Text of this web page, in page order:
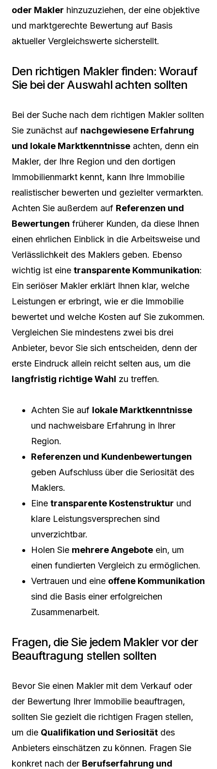
oder Makler hinzuzuziehen, der eine objektive
und marktgerechte Bewertung auf Basis
aktueller Vergleichswerte sicherstellt.
Den richtigen Makler finden: Worauf
Sie bei der Auswahl achten sollten
Bei der Suche nach dem richtigen Makler sollten
Sie zunächst auf nachgewiesene Erfahrung
und lokale Marktkenntnisse achten, denn ein
Makler, der Ihre Region und den dortigen
Immobilienmarkt kennt, kann Ihre Immobilie
realistischer bewerten und gezielter vermarkten.
Achten Sie außerdem auf Referenzen und
Bewertungen früherer Kunden, da diese Ihnen
einen ehrlichen Einblick in die Arbeitsweise und
Verlässlichkeit des Maklers geben. Ebenso
wichtig ist eine transparente Kommunikation:
Ein seriöser Makler erklärt Ihnen klar, welche
Leistungen er erbringt, wie er die Immobilie
bewertet und welche Kosten auf Sie zukommen.
Vergleichen Sie mindestens zwei bis drei
Anbieter, bevor Sie sich entscheiden, denn der
erste Eindruck allein reicht selten aus, um die
langfristig richtige Wahl zu treffen.
Achten Sie auf lokale Marktkenntnisse
und nachweisbare Erfahrung in Ihrer
Region.
Referenzen und Kundenbewertungen
geben Aufschluss über die Seriosität des
Maklers.
Eine transparente Kostenstruktur und
klare Leistungsversprechen sind
unverzichtbar.
Holen Sie mehrere Angebote ein, um
einen fundierten Vergleich zu ermöglichen.
Vertrauen und eine offene Kommunikation
sind die Basis einer erfolgreichen
Zusammenarbeit.
Fragen, die Sie jedem Makler vor der
Beauftragung stellen sollten
Bevor Sie einen Makler mit dem Verkauf oder
der Bewertung Ihrer Immobilie beauftragen,
sollten Sie gezielt die richtigen Fragen stellen,
um die Qualifikation und Seriosität des
Anbieters einschätzen zu können. Fragen Sie
konkret nach der Berufserfahrung und